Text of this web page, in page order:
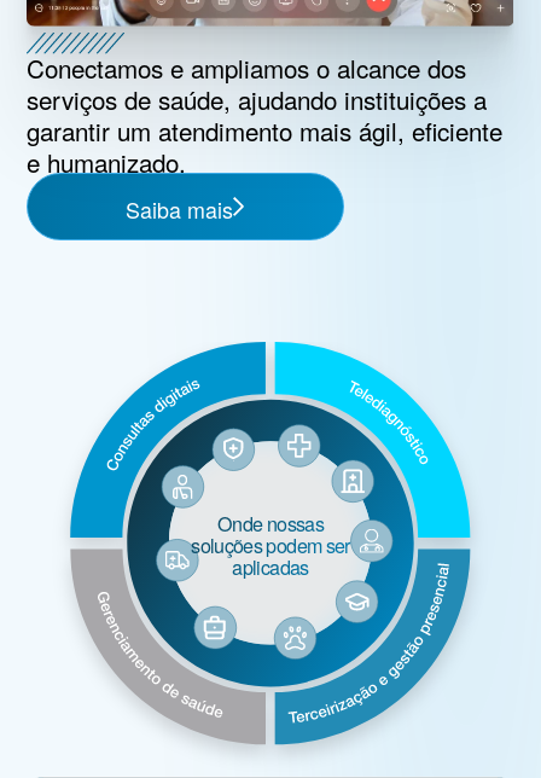
Conectamos e ampliamos o alcance dos
serviços de saúde, ajudando instituições a
garantir um atendimento mais ágil, eficiente
e humanizado.
Saiba mais
Onde nossas
soluções podem ser
aplicadas